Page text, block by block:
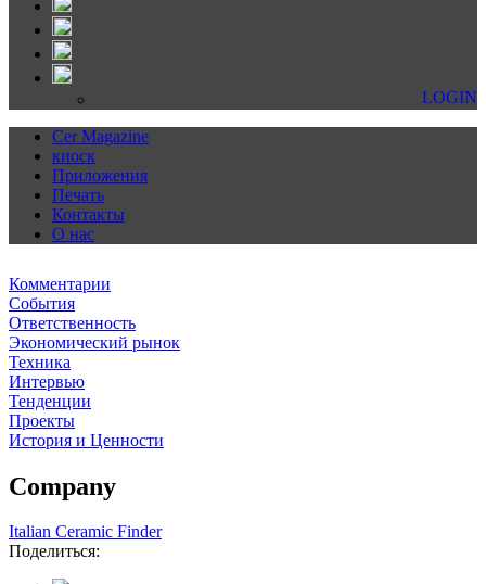
LOGIN
Cer Magazine
киоск
Приложения
Печать
Контакты
О нас
Комментарии
События
Ответственность
Экономический рынок
Техника
Интервью
Тенденции
Проекты
История и Ценности
Company
Italian Ceramic Finder
Поделиться: